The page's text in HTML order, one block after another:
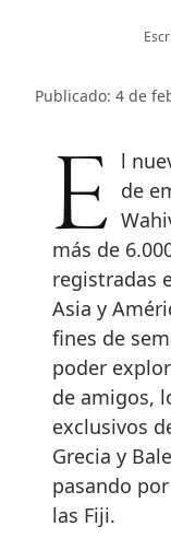
Publicado: 4 de
El nuevo portal online de alquiler de
más de
registradas
Asia y
fines de
poder
de amigos,
exclusivos
Grecia y
pasando
las Fiji.